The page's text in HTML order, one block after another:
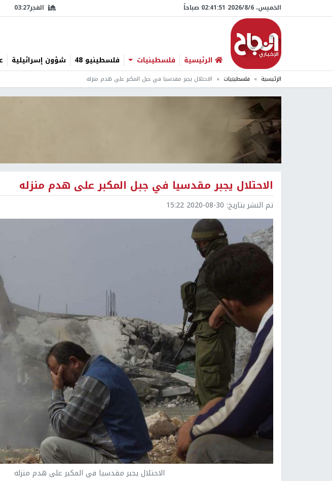
الخميس، 6/‏8/‏2026 02:41:52 صباحاً الفجر03:27
الرئيسية فلسطينيات فلسطينيو 48 شؤون إسرائيلية
الرئيسية فلسطينيات الاحتلال يجبر مقدسيا في جبل المكبر على هدم منزله
الاحتلال يجبر مقدسيا في جبل المكبر على هدم منزله
تم النشر بتاريخ: 2020-08-30 15:22
الاحتلال يجبر مقدسيا في المكبر على هدم منزله